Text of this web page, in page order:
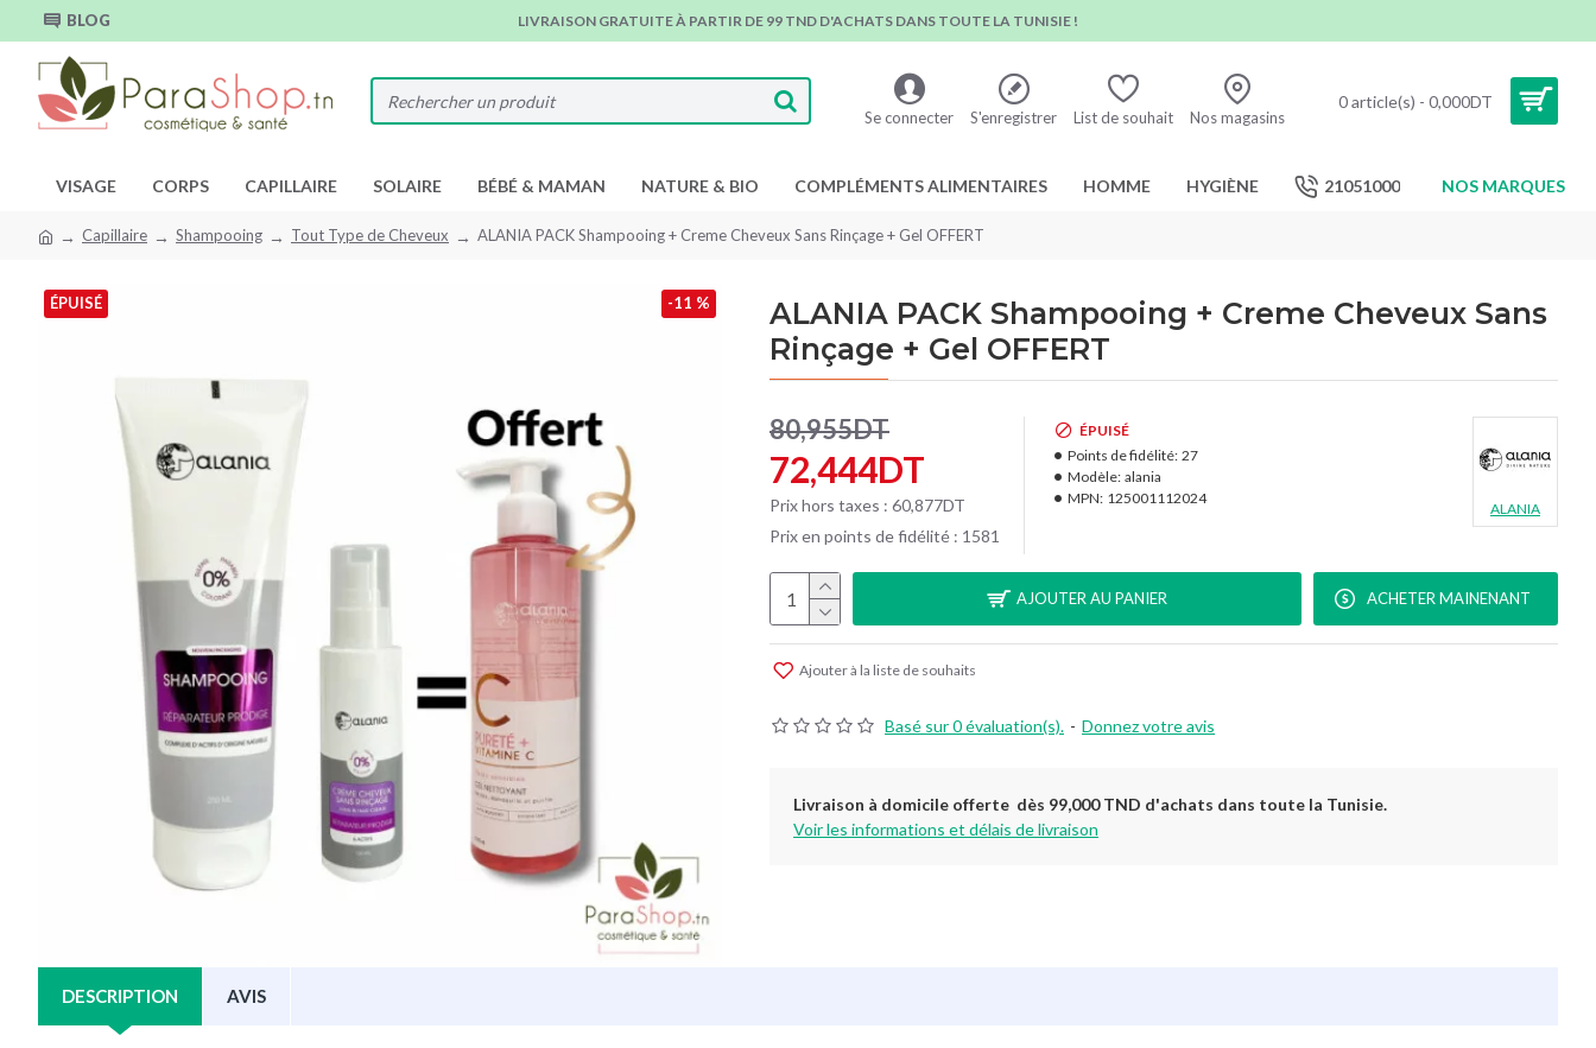
BLOG LIVRAISON GRATUITE À PARTIR DE 99 TND D'ACHATS DANS TOUTE LA TUNISIE !
Se connecter S'enregistrer List de souhait Nos magasins
0 article(s) - 0,000DT
VISAGE CORPS CAPILLAIRE SOLAIRE BÉBÉ & MAMAN NATURE & BIO COMPLÉMENTS ALIMENTAIRES HOMME HYGIÈNE 21051000 NOS MARQUES
Capillaire Shampooing Tout Type de Cheveux ALANIA PACK Shampooing + Creme Cheveux Sans Rinçage + Gel OFFERT
-11 %
ÉPUISÉ
ALANIA PACK Shampooing + Creme Cheveux Sans
Rinçage + Gel OFFERT
Basé sur 0 évaluation(s). - Donnez votre avis
72,444DT
80,955DT
Prix hors taxes : 60,877DT
Prix en points de fidélité : 1581
ÉPUISÉ
Points de fidélité: 27
Modèle: alania
MPN: 125001112024
ALANIA
AJOUTER AU PANIER ACHETER MAINENANT
Ajouter à la liste de souhaits
Livraison à domicile offerte dès 99,000 TND d'achats dans toute la Tunisie.
Voir les informations et délais de livraison
DESCRIPTION AVIS